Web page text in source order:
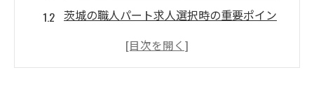
茨城の職人パート求人選択時の重要ポイン